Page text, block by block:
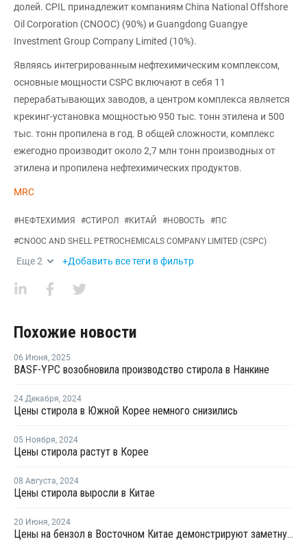
долей. CPIL принадлежит компаниям China National Offshore
Oil Corporation (CNOOC) (90%) и Guangdong Guangye
Investment Group Company Limited (10%).
Являясь интегрированным нефтехимическим комплексом,
основные мощности CSPC включают в себя 11
перерабатывающих заводов, а центром комплекса является
крекинг-установка мощностью 950 тыс. тонн этилена и 500
тыс. тонн пропилена в год. В общей сложности, комплекс
ежегодно производит около 2,7 млн тонн производных от
этилена и пропилена нефтехимических продуктов.
MRC
#НЕФТЕХИМИЯ #СТИРОЛ #КИТАЙ #НОВОСТЬ #ПС
#CNOOC AND SHELL PETROCHEMICALS COMPANY LIMITED (CSPC)
Еще2 +Добавить все теги в фильтр
Похожие новости
06 Июня, 2025
BASF-YPC возобновила производство стирола в Нанкине
24 Декабря, 2024
Цены стирола в Южной Корее немного снизились
05 Ноября, 2024
Цены стирола растут в Корее
08 Августа, 2024
Цены стирола выросли в Китае
20 Июня, 2024
Цены на бензол в Восточном Китае демонстрируют заметную тенденцию к росту